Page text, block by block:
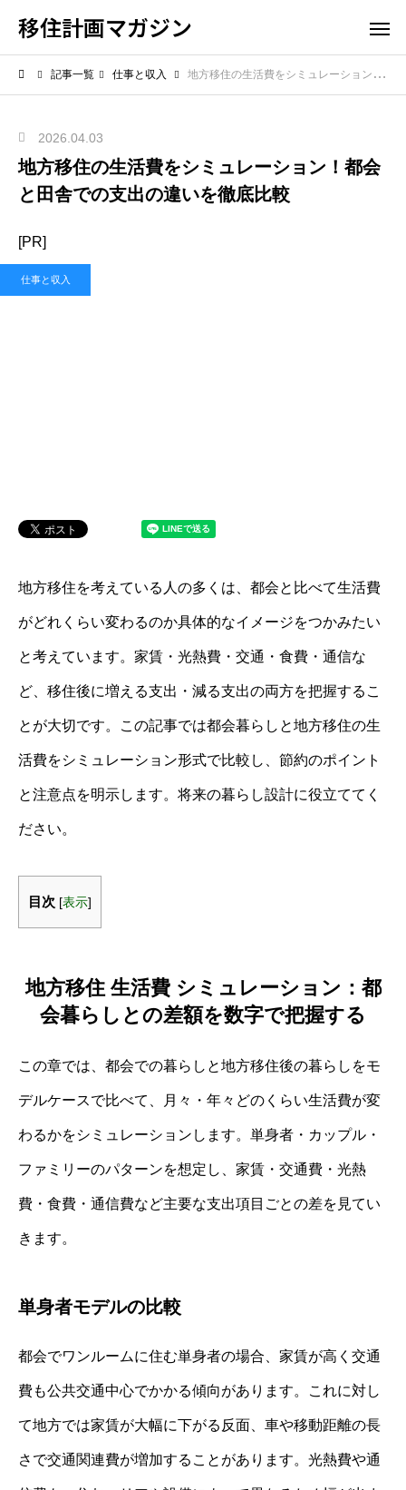
移住計画マガジン
記事一覧 仕事と収入 地方移住の生活費をシミュレーション！都会と田舎での支出の違いを徹底比較
2026.04.03
地方移住の生活費をシミュレーション！都会
と田舎での支出の違いを徹底比較
[PR]
仕事と収入
地方移住を考えている人の多くは、都会と比べて生活費
がどれくらい変わるのか具体的なイメージをつかみたい
と考えています。家賃・光熱費・交通・食費・通信な
ど、移住後に増える支出・減る支出の両方を把握するこ
とが大切です。この記事では都会暮らしと地方移住の生
活費をシミュレーション形式で比較し、節約のポイント
と注意点を明示します。将来の暮らし設計に役立ててく
ださい。
目次 [表示]
地方移住 生活費 シミュレーション：都
会暮らしとの差額を数字で把握する
この章では、都会での暮らしと地方移住後の暮らしをモ
デルケースで比べて、月々・年々どのくらい生活費が変
わるかをシミュレーションします。単身者・カップル・
ファミリーのパターンを想定し、家賃・交通費・光熱
費・食費・通信費など主要な支出項目ごとの差を見てい
きます。
単身者モデルの比較
都会でワンルームに住む単身者の場合、家賃が高く交通
費も公共交通中心でかかる傾向があります。これに対し
て地方では家賃が大幅に下がる反面、車や移動距離の長
さで交通関連費が増加することがあります。光熱費や通